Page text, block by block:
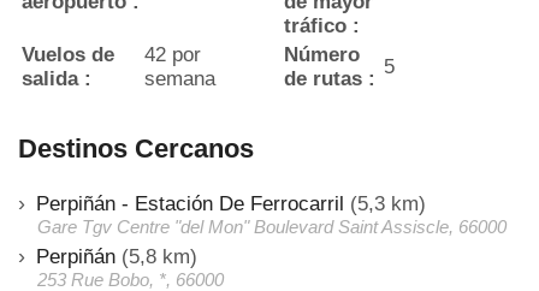
tráfico :
Vuelos de
salida :
42 por
semana
Número
de rutas :
5
Destinos Cercanos
Perpiñán - Estación De Ferrocarril (5,3 km)
Gare Tgv Centre "del Mon" Boulevard Saint Assiscle, 66000
Perpiñán (5,8 km)
253 Rue Bobo, *, 66000